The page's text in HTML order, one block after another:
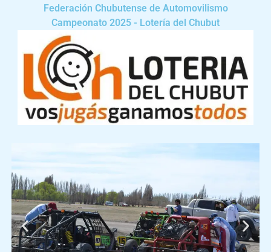
Federación Chubutense de Automovilismo
Campeonato 2025 - Lotería del Chubut